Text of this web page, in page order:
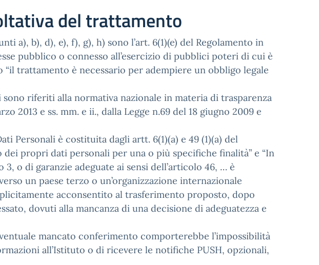
del trattamento
a), b), d), e), f), g), h) sono l’art. 6(1)(e) del Regolamento in
pubblico o connesso all’esercizio di pubblici poteri di cui è
trattamento è necessario per adempiere un obbligo legale
riferiti alla normativa nazionale in materia di trasparenza
2013 e ss. mm. e ii., dalla Legge n.69 del 18 giugno 2009 e
Personali è costituita dagli artt. 6(1)(a) e 49 (1)(a) del
dei propri dati personali per una o più specifiche finalità” e “In
o di garanzie adeguate ai sensi dell’articolo 46, … è
un paese terzo o un’organizzazione internazionale
acconsentito al trasferimento proposto, dopo
dovuti alla mancanza di una decisione di adeguatezza e
mancato conferimento comporterebbe l’impossibilità
all’Istituto o di ricevere le notifiche PUSH, opzionali,